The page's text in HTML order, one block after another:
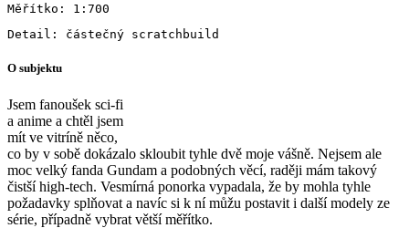
O subjektu
Jsem fanoušek sci-fi
a anime a chtěl jsem
mít ve vitríně něco,
co by v sobě dokázalo skloubit tyhle dvě moje vášně. Nejsem ale
moc velký fanda Gundam a podobných věcí, raději mám takový
čistší high-tech. Vesmírná ponorka vypadala, že by mohla tyhle
požadavky splňovat a navíc si k ní můžu postavit i další modely ze
série, případně vybrat větší měřítko.